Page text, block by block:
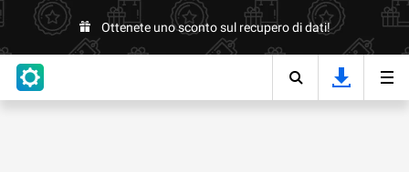
Ottenete uno sconto sul recupero di dati!